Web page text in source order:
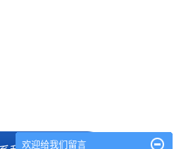
欢迎给我们留言